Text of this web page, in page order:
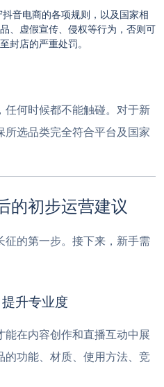
音电商的各项规则，以及国家相
、虚假宣传、侵权等行为，否则可
封店的严重处罚。
何时候都不能触碰。对于新
选品类完全符合平台及国家
的初步运营建议
的第一步。接下来，新手需
升专业度
在内容创作和直播互动中展
功能、材质、使用方法、竞